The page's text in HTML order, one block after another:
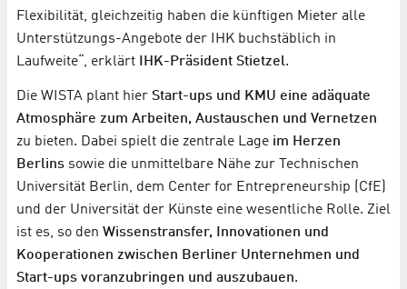
Flexibilität, gleichzeitig haben die künftigen Mieter alle
Unterstützungs-Angebote der IHK buchstäblich in
Laufweite“, erklärt IHK-Präsident Stietzel.
Die WISTA plant hier Start-ups und KMU eine adäquate
Atmosphäre zum Arbeiten, Austauschen und Vernetzen
zu bieten. Dabei spielt die zentrale Lage im Herzen
Berlins sowie die unmittelbare Nähe zur Technischen
Universität Berlin, dem Center for Entrepreneurship (CfE)
und der Universität der Künste eine wesentliche Rolle. Ziel
ist es, so den Wissenstransfer, Innovationen und
Kooperationen zwischen Berliner Unternehmen und
Start-ups voranzubringen und auszubauen.